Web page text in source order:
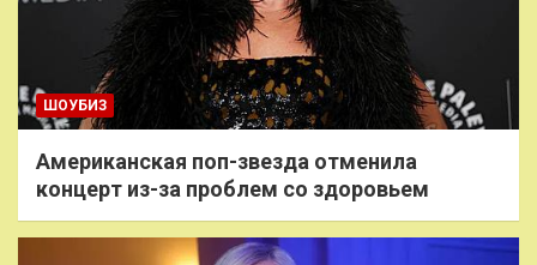
ШОУБИЗ
Американская поп-звезда отменила
концерт из-за проблем со здоровьем